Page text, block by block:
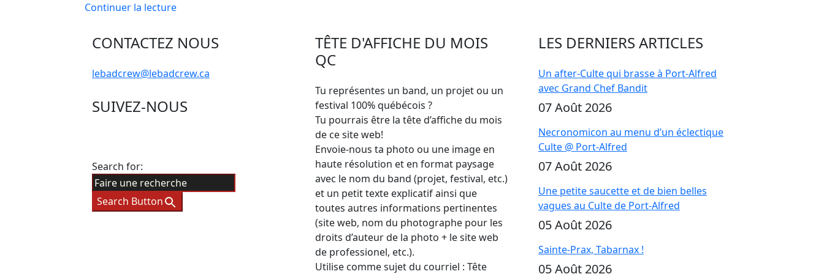
Continuer la lecture
CONTACTEZ NOUS
lebadcrew@lebadcrew.ca
SUIVEZ-NOUS
Search for:
Search Button
TÊTE D'AFFICHE DU MOIS
QC
Tu représentes un band, un projet ou un
festival 100% québécois ?
Tu pourrais être la tête d’affiche du mois
de ce site web!
Envoie-nous ta photo ou une image en
haute résolution et en format paysage
avec le nom du band (projet, festival, etc.)
et un petit texte explicatif ainsi que
toutes autres informations pertinentes
(site web, nom du photographe pour les
droits d’auteur de la photo + le site web
de professionel, etc.).
Utilise comme sujet du courriel : Tête
LES DERNIERS ARTICLES
Un after-Culte qui brasse à Port-Alfred
avec Grand Chef Bandit
07 Août 2026
Necronomicon au menu d’un éclectique
Culte @ Port-Alfred
07 Août 2026
Une petite saucette et de bien belles
vagues au Culte de Port-Alfred
05 Août 2026
Sainte-Prax, Tabarnax !
05 Août 2026